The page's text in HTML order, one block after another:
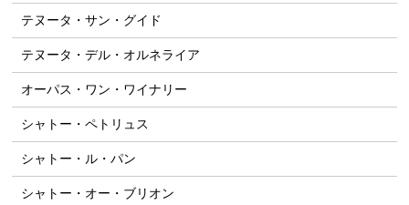
テヌータ・サン・グイド
テヌータ・デル・オルネライア
オーパス・ワン・ワイナリー
シャトー・ペトリュス
シャトー・ル・パン
シャトー・オー・ブリオン